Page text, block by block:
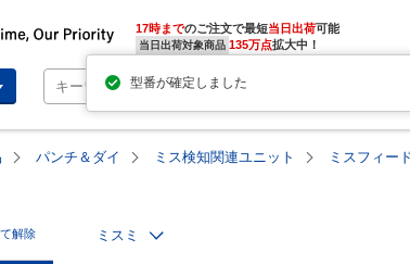
17時までのご注文で最短当日出荷
当日出荷対象商品 135万点拡大中！
パンチ＆ダイ ミス検知関連ユニット ミスフィー
解除 ミスミ